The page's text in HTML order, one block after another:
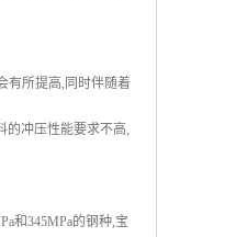
有所提高,同时伴随着
的冲压性能要求不高,
和345MPa的钢种,宝